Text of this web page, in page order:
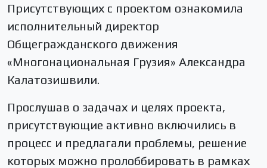
Присутствующих с проектом ознакомила
исполнительный директор
Общегражданского движения
«Многонациональная Грузия» Александра
Калатозишвили.
Прослушав о задачах и целях проекта,
присутствующие активно включились в
процесс и предлагали проблемы, решение
которых можно пролоббировать в рамках